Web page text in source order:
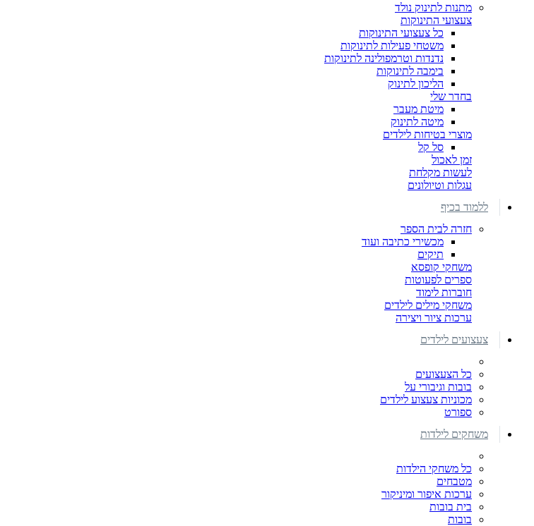
מתנות לתינוק נולד
צעצועי התינוקות
כל צעצועי התינוקות
משטחי פעילות לתינוקות
נדנדות וטרמפולינה לתינוקות
בימבה לתינוקות
הליכון לתינוק
בחדר שלי
מיטת מעבר
מיטה לתינוק
מוצרי בטיחות לילדים
סל קל
זמן לאכול
לעשות מקלחת
עגלות וטיולונים
ללמוד בכיף
חזרה לבית הספר
מכשירי כתיבה ועוד
תיקים
משחקי קופסא
ספרים לפעוטות
חוברות לימוד
משחקי מילים לילדים
ערכות ציור ויצירה
צעצועים לילדים
כל הצעצועים
בובות וגיבורי על
מכוניות צעצוע לילדים
ספורט
משחקים לילדות
כל משחקי הילדות
מטבחים
ערכות איפור ומיניקור
בית בובות
בובות